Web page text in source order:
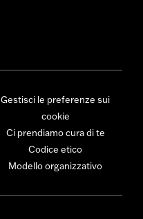
Gestisci le preferenze sui
cookie
Ci prendiamo cura di te
Codice etico
Modello organizzativo